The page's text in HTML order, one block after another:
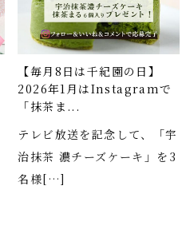
【毎月8日は千紀園の日】
2026年1月はInstagramで
「抹茶ま...
テレビ放送を記念して、「宇
治抹茶 濃チーズケーキ」を3
名様[…]